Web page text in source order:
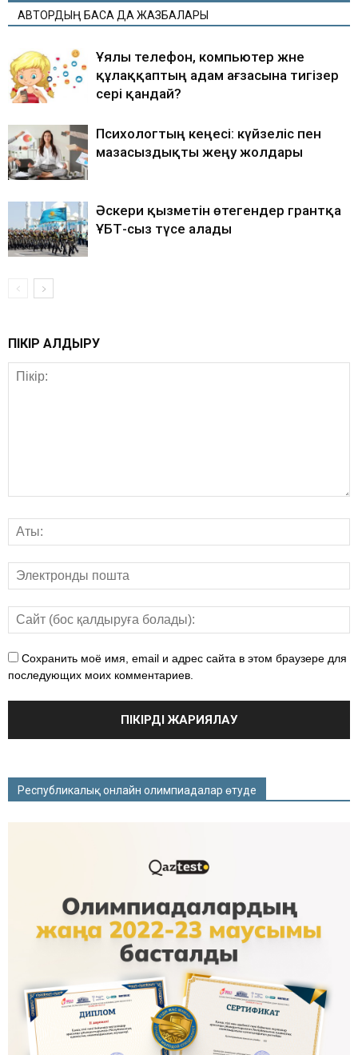
АВТОРДЫҢ БАСҚА ДА ЖАЗБАЛАРЫ
Ұялы телефон, компьютер және
құлаққаптың адам ағзасына тигізер
әсері қандай?
Психологтың кеңесі: күйзеліс пен
мазасыздықты жеңу жолдары
Әскери қызметін өтегендер грантқа
ҰБТ-сыз түсе алады
ПІКІР ҚАЛДЫРУ
Сохранить моё имя, email и адрес сайта в этом браузере для
последующих моих комментариев.
Республикалық онлайн олимпиадалар өтуде